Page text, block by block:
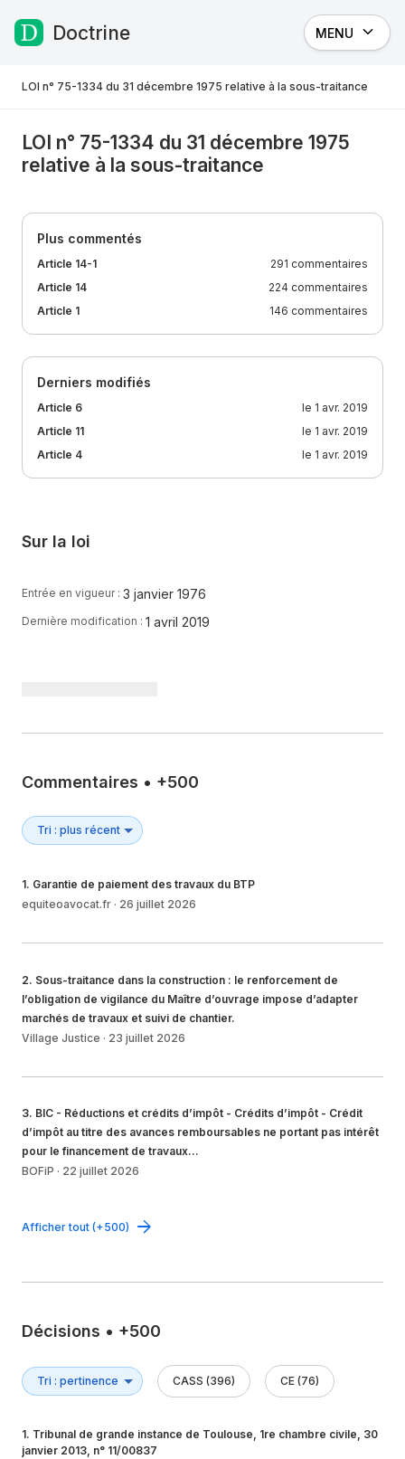
Passer au contenu
Doctrine MENU
LOI n° 75-1334 du 31 décembre 1975 relative à la sous-traitance
LOI n° 75-1334 du 31 décembre 1975
relative à la sous-traitance
Plus commentés
Article 14-1
291 commentaires
Article 14
224 commentaires
Article 1
146 commentaires
Derniers modifiés
Article 6
le 1 avr. 2019
Article 11
le 1 avr. 2019
Article 4
le 1 avr. 2019
Sur la loi
Entrée en vigueur : 3 janvier 1976
Dernière modification : 1 avril 2019
Commentaires • +500
1. Garantie de paiement des travaux du BTP
equiteoavocat.fr · 26 juillet 2026
2. Sous-traitance dans la construction : le renforcement de
l’obligation de vigilance du Maître d’ouvrage impose d’adapter
marchés de travaux et suivi de chantier.
Village Justice · 23 juillet 2026
3. BIC - Réductions et crédits d’impôt - Crédits d’impôt - Crédit
d’impôt au titre des avances remboursables ne portant pas intérêt
pour le financement de travaux…
BOFiP · 22 juillet 2026
Afficher tout (+500)
Décisions • +500
CASS (396) CE (76)
1. Tribunal de grande instance de Toulouse, 1re chambre civile, 30
janvier 2013, n° 11/00837